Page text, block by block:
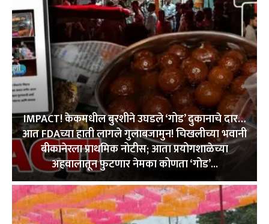
IMPACT! केकमधील बुरशीने उघडले ‘गोड’ दुकानाचे दार…
आत FDAच्या हाती लागले गुलाबजामुन! चिखलीच्या भवानी
बीकानेरला प्राथमिक नोटीस; आता प्रयोगशाळेच्या
अहवालातून फुटणार नेमका कोणता ‘गोड’...